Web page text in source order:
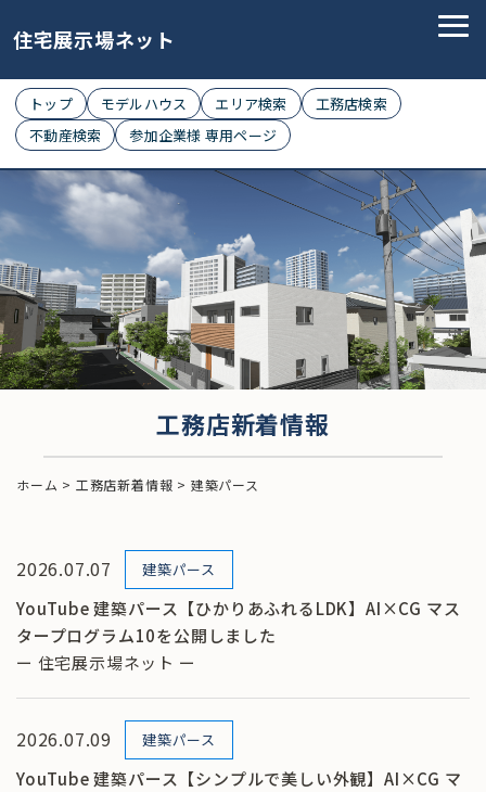
住宅展示場ネット
トップ モデルハウス エリア検索
工務店検索
不動産検索
参加企業様 専用ページ
工務店新着情報
ホーム > 工務店新着情報 > 建築パース
2026.07.07 建築パース
YouTube 建築パース【ひかりあふれるLDK】AI×CG マス
タープログラム10を公開しました
ー 住宅展示場ネット ー
2026.07.09 建築パース
YouTube 建築パース【シンプルで美しい外観】AI×CG マ